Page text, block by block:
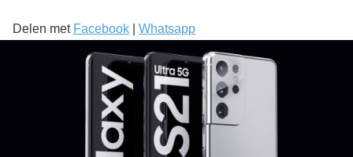
Delen met Facebook Whatsapp